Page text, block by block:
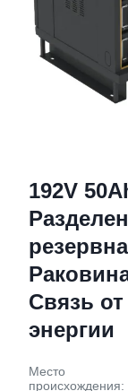
192V
Связь
энергии
Место
происхождения: